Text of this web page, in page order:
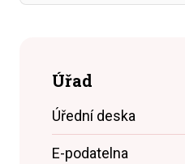
Úřad
Úřední deska
E-podatelna